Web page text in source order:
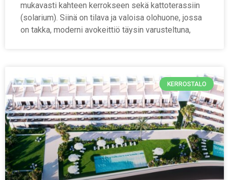
mukavasti kahteen kerrokseen sekä kattoterassiin
(solarium). Siinä on tilava ja valoisa olohuone, jossa
on takka, moderni avokeittiö täysin varusteltuna,
KERROSTALO